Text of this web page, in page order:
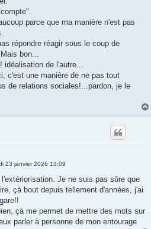
parce que ma manière n'est pas
répondre réagir sous le coup de
bon...
de l'autre...
c'est une manière de ne pas tout
de relations sociales!...pardon, je le
23 janvier 2026 13:09
Je ne suis pas sûre que
çà bout depuis tellement d'années, j'ai
çà me permet de mettre des mots sur
parler à personne de mon entourage